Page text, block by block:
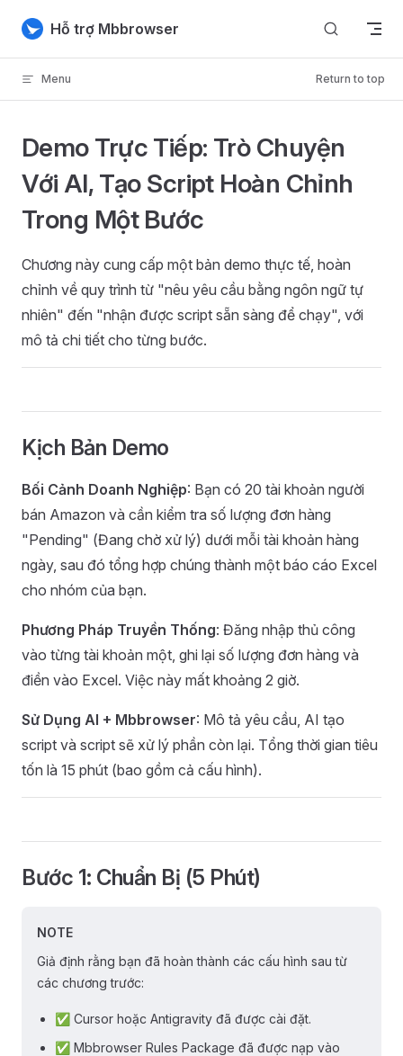
Skip to content
Hỗ trợ Mbbrowser
Menu Return to top
Demo Trực Tiếp: Trò Chuyện
Với AI, Tạo Script Hoàn Chỉnh
Trong Một Bước
Chương này cung cấp một bản demo thực tế, hoàn
chỉnh về quy trình từ "nêu yêu cầu bằng ngôn ngữ tự
nhiên" đến "nhận được script sẵn sàng để chạy", với
mô tả chi tiết cho từng bước.
Kịch Bản Demo
Bối Cảnh Doanh Nghiệp: Bạn có 20 tài khoản người
bán Amazon và cần kiểm tra số lượng đơn hàng
"Pending" (Đang chờ xử lý) dưới mỗi tài khoản hàng
ngày, sau đó tổng hợp chúng thành một báo cáo Excel
cho nhóm của bạn.
Phương Pháp Truyền Thống: Đăng nhập thủ công
vào từng tài khoản một, ghi lại số lượng đơn hàng và
điền vào Excel. Việc này mất khoảng 2 giờ.
Sử Dụng AI + Mbbrowser: Mô tả yêu cầu, AI tạo
script và script sẽ xử lý phần còn lại. Tổng thời gian tiêu
tốn là 15 phút (bao gồm cả cấu hình).
Bước 1: Chuẩn Bị (5 Phút)
NOTE
Giả định rằng bạn đã hoàn thành các cấu hình sau từ
các chương trước:
✅ Cursor hoặc Antigravity đã được cài đặt.
✅ Mbbrowser Rules Package đã được nạp vào